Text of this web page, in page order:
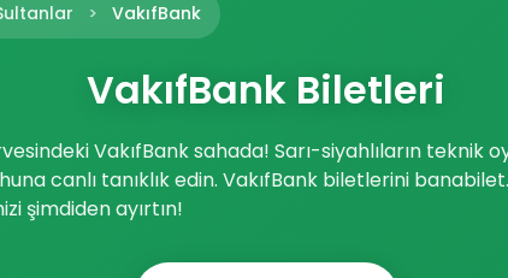
VakıfBank
VakıfBank Biletleri
VakıfBank sahada! Sarı-siyahlıların teknik
canlı tanıklık edin. VakıfBank biletlerini
şimdiden ayırtın!